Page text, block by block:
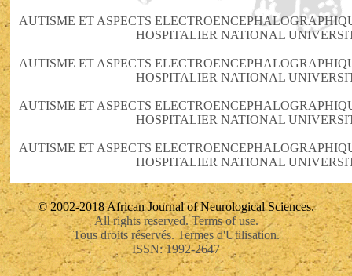
AUTISME ET ASPECTS
HOSPITALIER NATIONAL
AUTISME ET ASPECTS
HOSPITALIER NATIONAL
AUTISME ET ASPECTS
HOSPITALIER NATIONAL
AUTISME ET ASPECTS
HOSPITALIER NATIONAL
© 2002-2018 African Journal of Neurological Sciences.
All rights reserved. Terms of use.
Tous droits réservés. Termes d'Utilisation.
ISSN: 1992-2647